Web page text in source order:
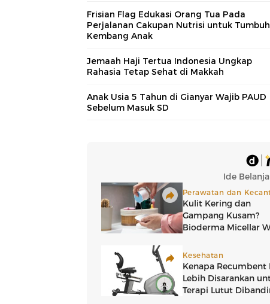
Frisian Flag Edukasi Orang Tua Pada
Perjalanan Cakupan Nutrisi untuk Tumbuh
Kembang Anak
Jemaah Haji Tertua Indonesia Ungkap
Rahasia Tetap Sehat di Makkah
Anak Usia 5 Tahun di Gianyar Wajib PAUD
Sebelum Masuk SD